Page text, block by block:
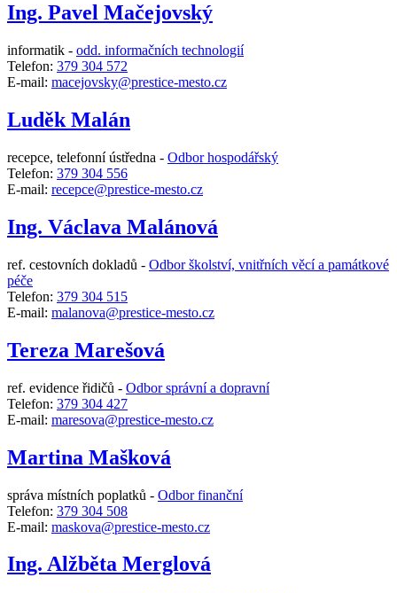
Ing. Pavel Mačejovský
informatik - odd. informačních technologií
Telefon: 379 304 572
E-mail: macejovsky@prestice-mesto.cz
Luděk Malán
recepce, telefonní ústředna - Odbor hospodářský
Telefon: 379 304 556
E-mail: recepce@prestice-mesto.cz
Ing. Václava Malánová
ref. cestovních dokladů - Odbor školství, vnitřních věcí a památkové
péče
Telefon: 379 304 515
E-mail: malanova@prestice-mesto.cz
Tereza Marešová
ref. evidence řidičů - Odbor správní a dopravní
Telefon: 379 304 427
E-mail: maresova@prestice-mesto.cz
Martina Mašková
správa místních poplatků - Odbor finanční
Telefon: 379 304 508
E-mail: maskova@prestice-mesto.cz
Ing. Alžběta Merglová